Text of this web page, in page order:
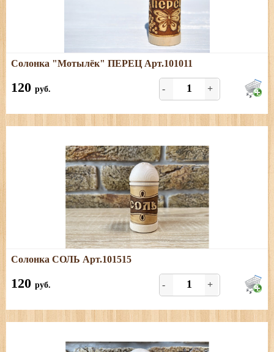
Подробнее
Размеры: высота - 9 см, диаметр - 4 см. Только ПЕРЕЦ.
Солонка "Мотылёк" ПЕРЕЦ Арт.101011
120 руб. - +
Подробнее
Размеры: высота - 9 см, диаметр - 4 см. Только СОЛЬ.
Солонка СОЛЬ Арт.101515
120 руб. - +